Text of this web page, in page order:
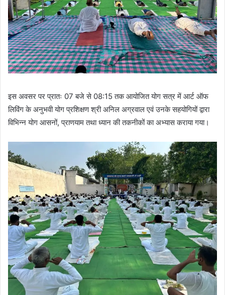
इस अवसर पर प्रातः 07 बजे से 08:15 तक आयोजित योग सत्र में आर्ट ऑफ
लिविंग के अनुभवी योग प्रशिक्षण श्री अनिल अग्रवाल एवं उनके सहयोगियों द्वारा
विभिन्न योग आसनों, प्राणयाम तथा ध्यान की तकनीकों का अभ्यास कराया गया।